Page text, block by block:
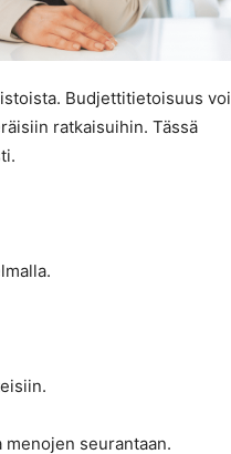
Budjettitietoisuus voi
ratkaisuihin. Tässä
seurantaan.